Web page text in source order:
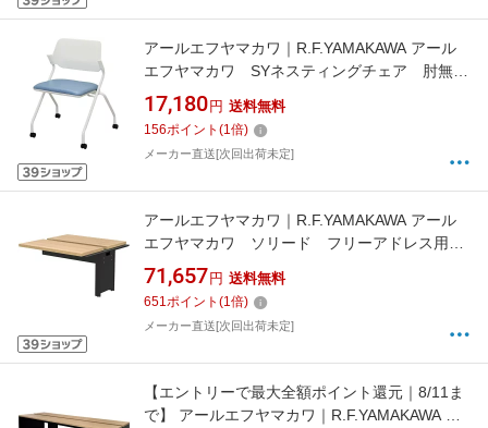
アールエフヤマカワ｜R.F.YAMAKAWA アール
エフヤマカワ SYネスティングチェア 肘無
し PVC アッシュブルー RFCSYPAB 【メー
カー直送・時間指定・返品不可】
17,180 円 送料無料
156ポイント (1倍)
メーカー直送[次回出荷未定]
アールエフヤマカワ｜R.F.YAMAKAWA アール
エフヤマカワ ソリード フリーアドレス用デ
スク2 増連 W1200×D1200 オーク×ブラッ
ク脚 RFTFT21212ADOABL 【メーカー直送・
時間指定・返品不可】
71,657 円 送料無料
651ポイント (1倍)
メーカー直送[次回出荷未定]
【エントリーで最大全額ポイント還元｜8/11ま
で】 アールエフヤマカワ｜R.F.YAMAKAWA ア